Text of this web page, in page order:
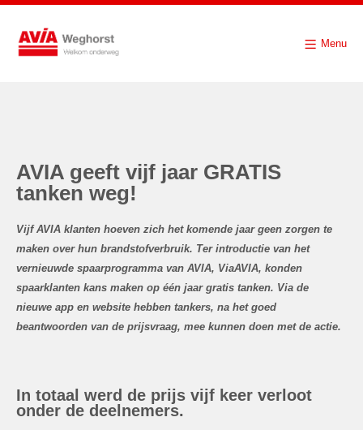
Menu
AVIA geeft vijf jaar GRATIS
tanken weg!
Vijf AVIA klanten hoeven zich het komende jaar geen zorgen te
maken over hun brandstofverbruik. Ter introductie van het
vernieuwde spaarprogramma van AVIA, ViaAVIA, konden
spaarklanten kans maken op één jaar gratis tanken. Via de
nieuwe app en website hebben tankers, na het goed
beantwoorden van de prijsvraag, mee kunnen doen met de actie.
In totaal werd de prijs vijf keer verloot
onder de deelnemers.